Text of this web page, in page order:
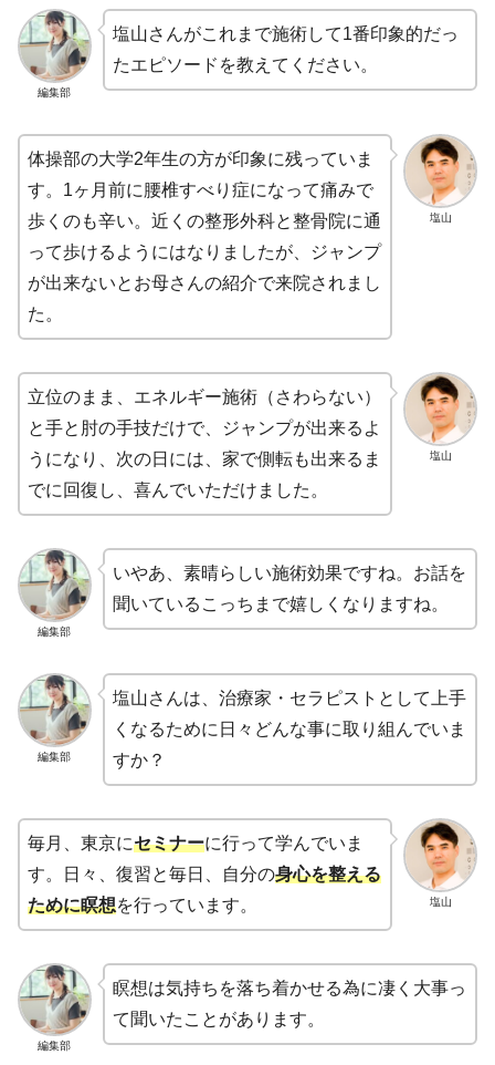
編集部
塩山さんがこれまで施術して1番印象的だっ
たエピソードを教えてください。
塩山
体操部の大学2年生の方が印象に残っていま
す。1ヶ月前に腰椎すべり症になって痛みで
歩くのも辛い。近くの整形外科と整骨院に通
って歩けるようにはなりましたが、ジャンプ
が出来ないとお母さんの紹介で来院されまし
た。
塩山
立位のまま、エネルギー施術（さわらない）
と手と肘の手技だけで、ジャンプが出来るよ
うになり、次の日には、家で側転も出来るま
でに回復し、喜んでいただけました。
編集部
いやあ、素晴らしい施術効果ですね。お話を
聞いているこっちまで嬉しくなりますね。
編集部
塩山さんは、治療家・セラピストとして上手
くなるために日々どんな事に取り組んでいま
すか？
塩山
毎月、東京にセミナーに行って学んでいま
す。日々、復習と毎日、自分の身心を整える
ために瞑想を行っています。
編集部
瞑想は気持ちを落ち着かせる為に凄く大事っ
て聞いたことがあります。